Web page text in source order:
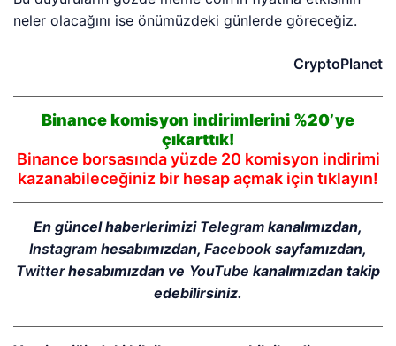
neler olacağını ise önümüzdeki günlerde göreceğiz.
CryptoPlanet
Binance komisyon indirimlerini %20’ye
çıkarttık!
Binance borsasında yüzde 20 komisyon indirimi
kazanabileceğiniz bir hesap açmak için tıklayın!
En güncel haberlerimizi Telegram kanalımızdan,
Instagramhesabımızdan, Facebooksayfamızdan,
Twitterhesabımızdan ve YouTube kanalımızdan takip
edebilirsiniz.